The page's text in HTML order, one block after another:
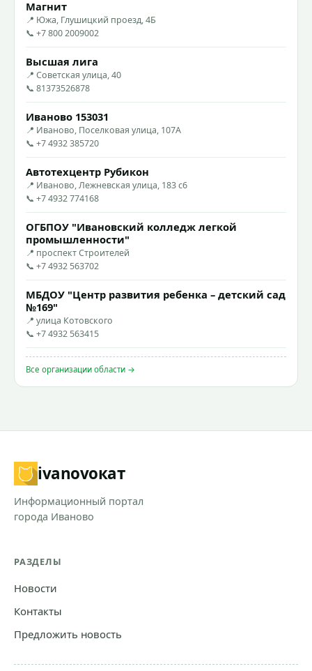
Магнит
📍 Южа, Глушицкий проезд, 4Б
📞 +7 800 2009002
Высшая лига
📍 Советская улица, 40
📞 81373526878
Иваново 153031
📍 Иваново, Поселковая улица, 107А
📞 +7 4932 385720
Автотехцентр Рубикон
📍 Иваново, Лежневская улица, 183 с6
📞 +7 4932 774168
ОГБПОУ "Ивановский колледж легкой
промышленности"
📍 проспект Строителей
📞 +7 4932 563702
МБДОУ "Центр развития ребенка – детский сад
№169"
📍 улица Котовского
📞 +7 4932 563415
Все организации области →
ivanovoкат
Информационный портал
города Иваново
РАЗДЕЛЫ
Новости
Контакты
Предложить новость